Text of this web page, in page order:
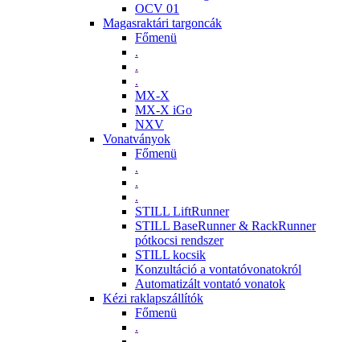
OCV 01
Magasraktári targoncák
Főmenü
.
.
.
MX-X
MX-X iGo
NXV
Vonatványok
Főmenü
.
.
.
STILL LiftRunner
STILL BaseRunner & RackRunner
pótkocsi rendszer
STILL kocsik
Konzultáció a vontatóvonatokról
Automatizált vontató vonatok
Kézi raklapszállítók
Főmenü
.